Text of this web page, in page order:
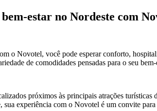
estar no Nordeste com
o Novotel, você pode esperar conforto,
de comodidades pensadas para o seu
próximos às principais atrações
experiência com o Novotel é um convite